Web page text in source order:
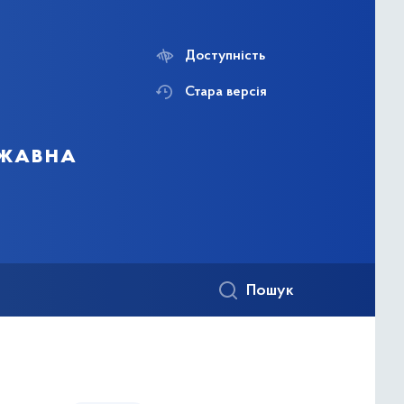
Доступність
Стара версія
Пошук